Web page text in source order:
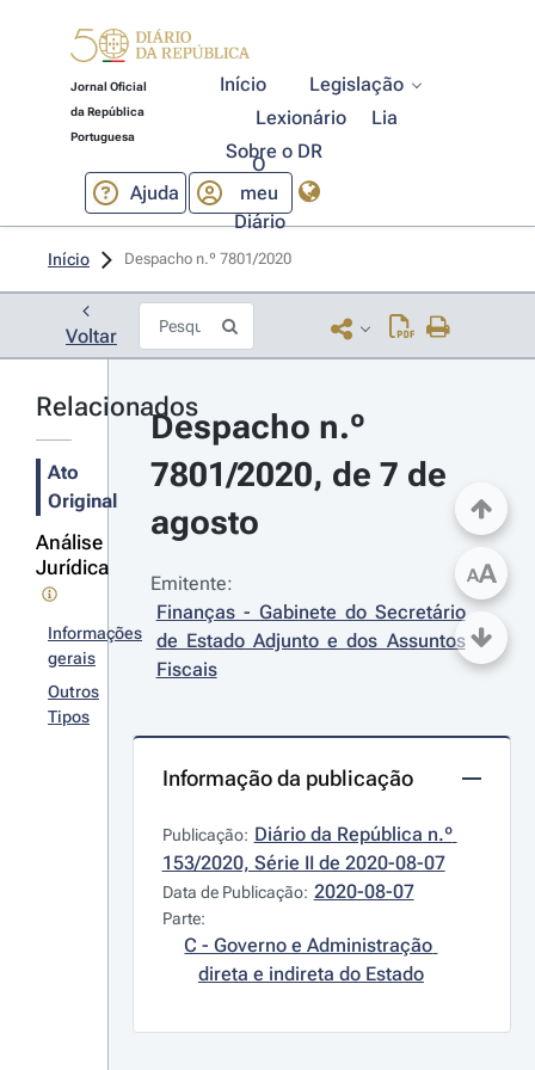
Jornal Oficial
da República
Portuguesa
Início
Legislação
Lexionário
Lia
Sobre o DR
Ajuda
O
meu
Diário
Início Despacho n.º 7801/2020
Voltar
Relacionados
Ato
Original
Análise
Jurídica
Informações
gerais
Outros
Tipos
Despacho n.º
7801/2020, de 7 de
agosto
Emitente:
Finanças - Gabinete do Secretário
de Estado Adjunto e dos Assuntos
Fiscais
Informação da publicação
Publicação: Diário da República n.º
153/2020, Série II de 2020-08-07
Data de Publicação: 2020-08-07
Parte:
C - Governo e Administração
direta e indireta do Estado
AA